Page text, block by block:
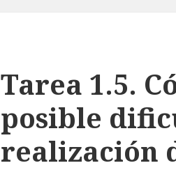
Tarea 1.5.
posible
realización